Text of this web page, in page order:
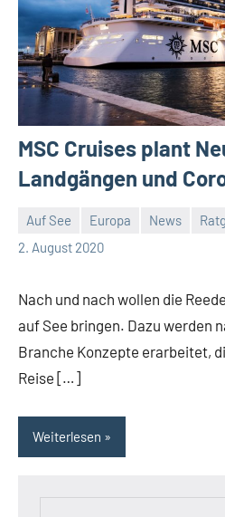
MSC Cruises plant
Landgängen und
Auf See Europa News
2. August 2020
Jan
Nach und nach wollen die
auf See bringen. Dazu werden
Branche Konzepte erarbeitet,
Reise […]
Weiterlesen